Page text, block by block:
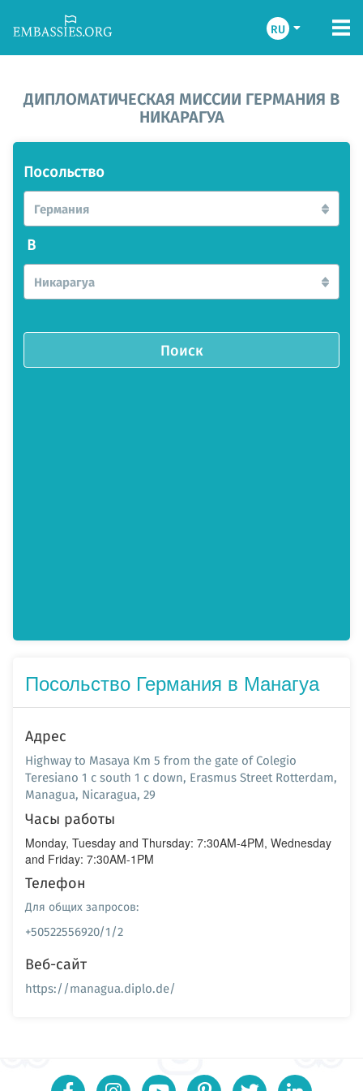
RU
ДИПЛОМАТИЧЕСКАЯ МИССИИ ГЕРМАНИЯ В
НИКАРАГУА
Посольство
Германия
В
Никарагуа
Поиск
Посольство Германия в Манагуа
Адрес
Highway to Masaya Km 5 from the gate of Colegio
Teresiano 1 c south 1 c down, Erasmus Street Rotterdam,
Managua, Nicaragua, 29
Часы работы
Monday, Tuesday and Thursday: 7:30AM-4PM, Wednesday
and Friday: 7:30AM-1PM
Телефон
Для общих запросов:
+50522556920/1/2
Веб-сайт
https://managua.diplo.de/